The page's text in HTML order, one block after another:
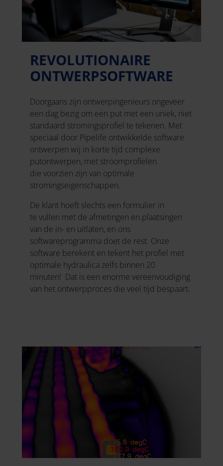
REVOLUTIONAIRE
ONTWERPSOFTWARE
Doorgaans zijn ontwerpingenieurs ongeveer
een dag bezig om een put met een uniek, niet
standaard stromingsprofiel te tekenen. Met
speciaal door Pipelife ontwikkelde software
ontwerpen wij in korte tijd complexe
putontwerpen, met stroomprofielen
die voorzien zijn van optimale
stromingseigenschappen.
De klant hoeft slechts een formulier in
te vullen met de afmetingen en plaatsingen
van de in- en uitlaten, en ons
softwareprogramma doet de rest. Onze
software berekent en tekent het profiel met
optimale hydraulica zelfs binnen 20
minuten! Dat is een enorme vereenvoudiging
van het ontwerpproces die veel tijd bespaart.